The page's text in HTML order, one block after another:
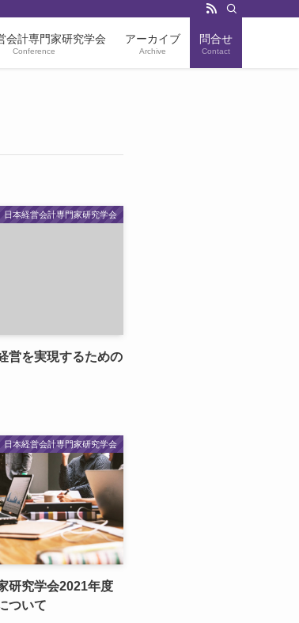
会計専門家研究学会
Conference
アーカイブ
Archive
問合せ
Contact
日本経営会計専門家研究学会
営を実現するための
日本経営会計専門家研究学会
研究学会2021年度
ついて